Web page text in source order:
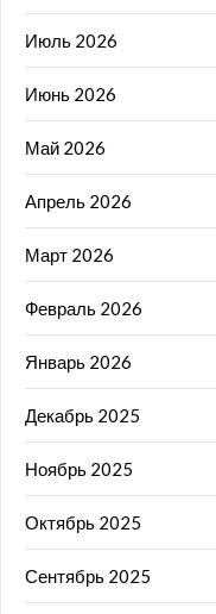
Июль 2026
Июнь 2026
Май 2026
Апрель 2026
Март 2026
Февраль 2026
Январь 2026
Декабрь 2025
Ноябрь 2025
Октябрь 2025
Сентябрь 2025